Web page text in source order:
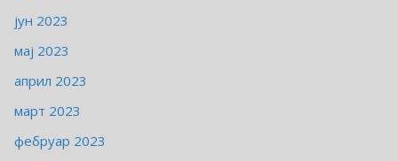
јун 2023
мај 2023
април 2023
март 2023
фебруар 2023